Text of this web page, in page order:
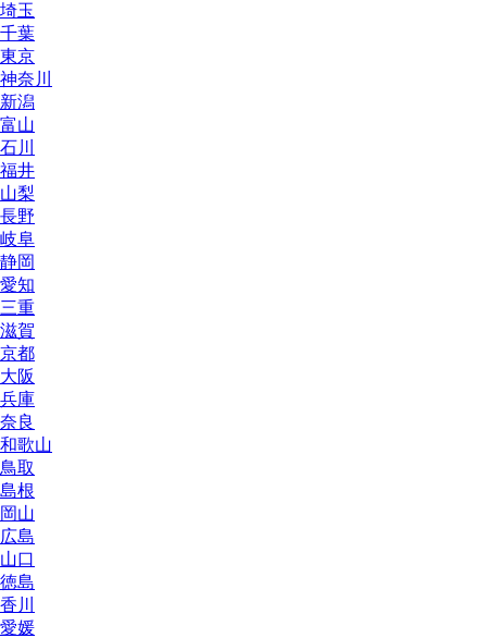
埼玉
千葉
東京
神奈川
新潟
富山
石川
福井
山梨
長野
岐阜
静岡
愛知
三重
滋賀
京都
大阪
兵庫
奈良
和歌山
鳥取
島根
岡山
広島
山口
徳島
香川
愛媛